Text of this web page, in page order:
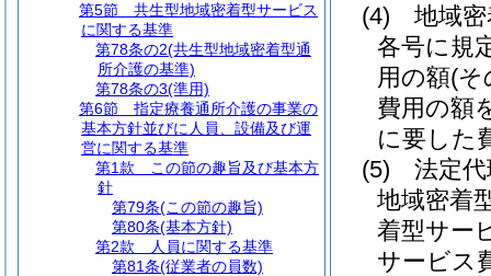
(4)
地域
各号に規
用の額(そ
費用の額
に要した
(5)
法定
地域密着
着型サー
サービス
第5節
共生型地域密着型サービス
に関する基準
第78条の2(共生型地域密着型通
所介護の基準)
第78条の3(準用)
第6節
指定療養通所介護の事業の
基本方針並びに人員、設備及び運
営に関する基準
第1款
この節の趣旨及び基本方
針
第79条(この節の趣旨)
第80条(基本方針)
第2款
人員に関する基準
第81条(従業者の員数)